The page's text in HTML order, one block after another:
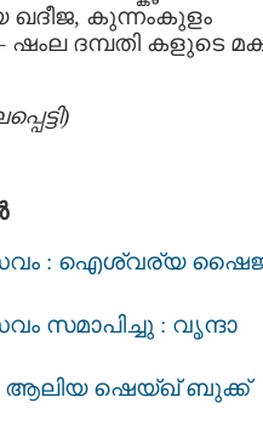
ഖദീജ, കുന്നംകുളം
ഷംല ദമ്പതി കളുടെ
: ഐശ്വര്യ
സമാപിച്ചു : വൃന്ദാ
ആലിയ ഷെയ്ഖ് ബുക്ക്